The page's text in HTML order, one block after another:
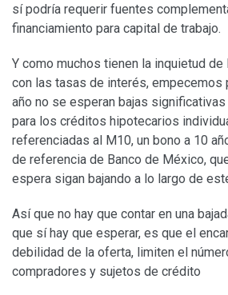
sí podría requerir fuentes
financiamiento para capital de trabajo.
Y como muchos tienen la inquietud de
con las tasas de interés, empecemos
año no se esperan bajas
para los créditos hipotecarios
referenciadas al M10, un bono a 10
de referencia de Banco de México,
espera sigan bajando a lo largo de
Así que no hay que contar en una
que sí hay que esperar, es que el
debilidad de la oferta, limiten el
compradores y sujetos de crédito